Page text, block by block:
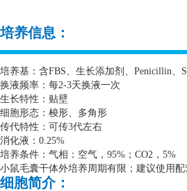
培养信息：
培养基：含FBS、生长添加剂、 Penicillin、
换液频率：每2-3天换液一次
生长特性：贴壁
细胞形态：梭形、多角形
传代特性：可传3代左右
消化液： 0.25%
培养条件：气相：空气， 95% ； CO2 ， 5%
小鼠毛囊干体外培养周期有限；建议使用
细胞简介：